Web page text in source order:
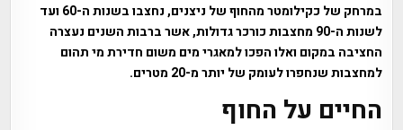
במרחק של כקילומטר מהחוף של ניצנים, נחצבו בשנות ה-60 ועד
לשנות ה-90 מחצבות כורכר גדולות, אשר ברבות השנים נעצרה
החציבה במקום ואלו הפכו למאגרי מים משום חדירת מי תהום
למחצבות שנחפרו לעומק של יותר מ-20 מטרים.
החיים על החוף